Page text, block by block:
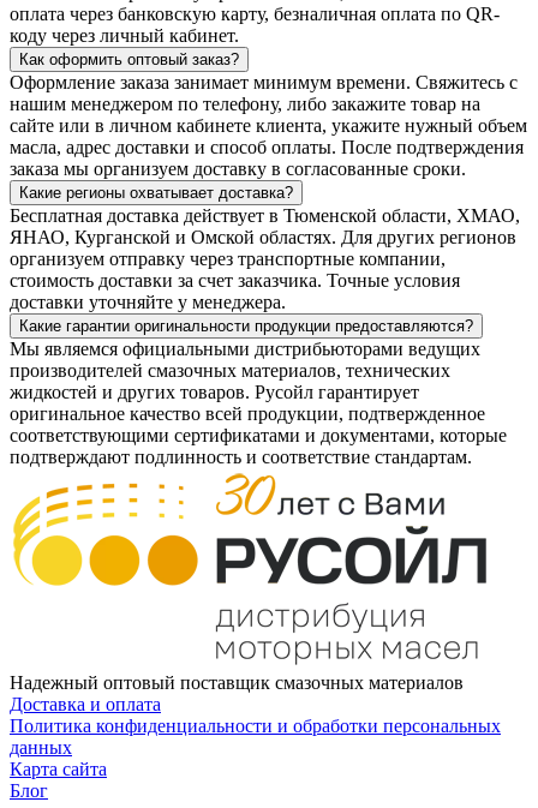
оплата через банковскую карту, безналичная оплата по QR-
коду через личный кабинет.
Как оформить оптовый заказ?
Оформление заказа занимает минимум времени. Свяжитесь с
нашим менеджером по телефону, либо закажите товар на
сайте или в личном кабинете клиента, укажите нужный объем
масла, адрес доставки и способ оплаты. После подтверждения
заказа мы организуем доставку в согласованные сроки.
Какие регионы охватывает доставка?
Бесплатная доставка действует в Тюменской области, ХМАО,
ЯНАО, Курганской и Омской областях. Для других регионов
организуем отправку через транспортные компании,
стоимость доставки за счет заказчика. Точные условия
доставки уточняйте у менеджера.
Какие гарантии оригинальности продукции предоставляются?
Мы являемся официальными дистрибьюторами ведущих
производителей смазочных материалов, технических
жидкостей и других товаров. Русойл гарантирует
оригинальное качество всей продукции, подтвержденное
соответствующими сертификатами и документами, которые
подтверждают подлинность и соответствие стандартам.
Надежный оптовый поставщик смазочных материалов
Доставка и оплата
Политика конфиденциальности и обработки персональных
данных
Карта сайта
Блог